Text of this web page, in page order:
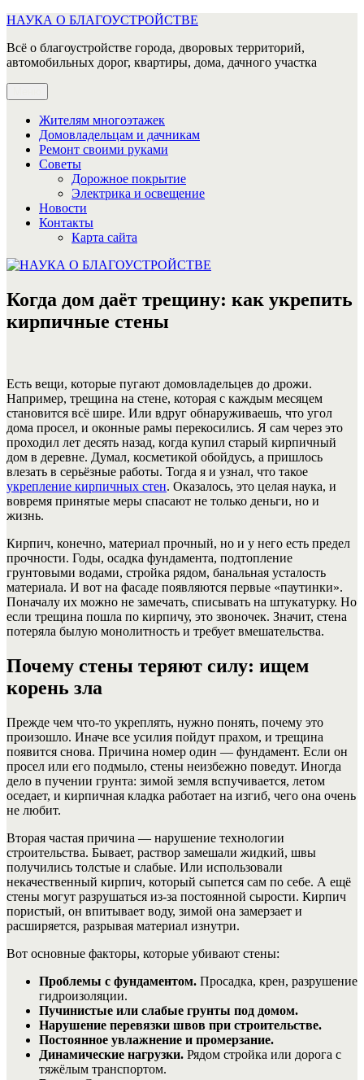
Перейти
содержимому
НАУКА О БЛАГОУСТРОЙСТВЕ
Всё о благоустройстве города, дворовых территорий,
автомобильных дорог, квартиры, дома, дачного участка
Жителям многоэтажек
Домовладельцам и дачникам
Ремонт своими руками
Советы
Дорожное покрытие
Электрика и освещение
Новости
Контакты
Карта сайта
Когда дом даёт трещину: как укрепить
кирпичные стены
Есть вещи, которые пугают домовладельцев до дрожи.
Например, трещина на стене, которая с каждым месяцем
становится всё шире. Или вдруг обнаруживаешь, что угол
дома просел, и оконные рамы перекосились. Я сам через это
проходил лет десять назад, когда купил старый кирпичный
дом в деревне. Думал, косметикой обойдусь, а пришлось
влезать в серьёзные работы. Тогда я и узнал, что такое
укрепление кирпичных стен. Оказалось, это целая наука, и
вовремя принятые меры спасают не только деньги, но и
жизнь.
Кирпич, конечно, материал прочный, но и у него есть предел
прочности. Годы, осадка фундамента, подтопление
грунтовыми водами, стройка рядом, банальная усталость
материала. И вот на фасаде появляются первые «паутинки».
Поначалу их можно не замечать, списывать на штукатурку. Но
если трещина пошла по кирпичу, это звоночек. Значит, стена
потеряла былую монолитность и требует вмешательства.
Почему стены теряют силу: ищем
корень зла
Прежде чем что-то укреплять, нужно понять, почему это
произошло. Иначе все усилия пойдут прахом, и трещина
появится снова. Причина номер один — фундамент. Если он
просел или его подмыло, стены неизбежно поведут. Иногда
дело в пучении грунта: зимой земля вспучивается, летом
оседает, и кирпичная кладка работает на изгиб, чего она очень
не любит.
Вторая частая причина — нарушение технологии
строительства. Бывает, раствор замешали жидкий, швы
получились толстые и слабые. Или использовали
некачественный кирпич, который сыпется сам по себе. А ещё
стены могут разрушаться из-за постоянной сырости. Кирпич
пористый, он впитывает воду, зимой она замерзает и
расширяется, разрывая материал изнутри.
Вот основные факторы, которые убивают стены:
Проблемы с фундаментом. Просадка, крен, разрушение
гидроизоляции.
Пучинистые или слабые грунты под домом.
Нарушение перевязки швов при строительстве.
Постоянное увлажнение и промерзание.
Динамические нагрузки. Рядом стройка или дорога с
тяжёлым транспортом.